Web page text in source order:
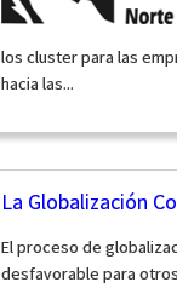
los cluster para las
hacia las...
La Globalización
El proceso de
desfavorable para